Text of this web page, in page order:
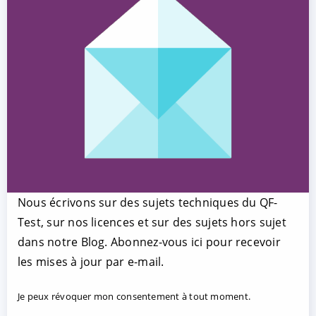
Nous écrivons sur des sujets techniques du QF-
Test, sur nos licences et sur des sujets hors sujet
dans notre Blog. Abonnez-vous ici pour recevoir
les mises à jour par e-mail.
Je peux révoquer mon consentement à tout moment.